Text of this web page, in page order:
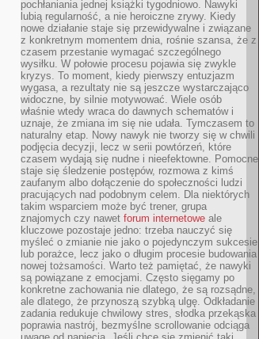
pochłaniania jednej książki tygodniowo. Nawyki
lubią regularność, a nie heroiczne zrywy. Kiedy
nowe działanie staje się przewidywalne i związane
z konkretnym momentem dnia, rośnie szansa, że z
czasem przestanie wymagać szczególnego
wysiłku. W połowie procesu pojawia się zwykle
kryzys. To moment, kiedy pierwszy entuzjazm
wygasa, a rezultaty nie są jeszcze wystarczająco
widoczne, by silnie motywować. Wiele osób
właśnie wtedy wraca do dawnych schematów i
uznaje, że zmiana im się nie udała. Tymczasem to
naturalny etap. Nowy nawyk nie tworzy się w chwili
podjęcia decyzji, lecz w serii powtórzeń, które
czasem wydają się nudne i nieefektowne. Pomocne
staje się śledzenie postępów, rozmowa z kimś
zaufanym albo dołączenie do społeczności ludzi
pracujących nad podobnym celem. Dla niektórych
takim wsparciem może być trener, grupa
znajomych czy nawet forum internetowe ale
kluczowe pozostaje jedno: trzeba nauczyć się
myśleć o zmianie nie jako o pojedynczym sukcesie
lub porażce, lecz jako o długim procesie budowania
nowej tożsamości. Warto też pamiętać, że nawyki
są powiązane z emocjami. Często sięgamy po
konkretne zachowania nie dlatego, że są rozsądne,
ale dlatego, że przynoszą szybką ulgę. Odkładanie
zadania redukuje chwilowy stres, słodka przekąska
poprawia nastrój, bezmyślne scrollowanie odciąga